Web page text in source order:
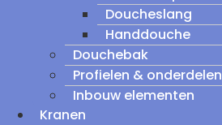
Doucheslang
Handdouche
Douchebak
Profielen & onderdelen
Inbouw elementen
Kranen